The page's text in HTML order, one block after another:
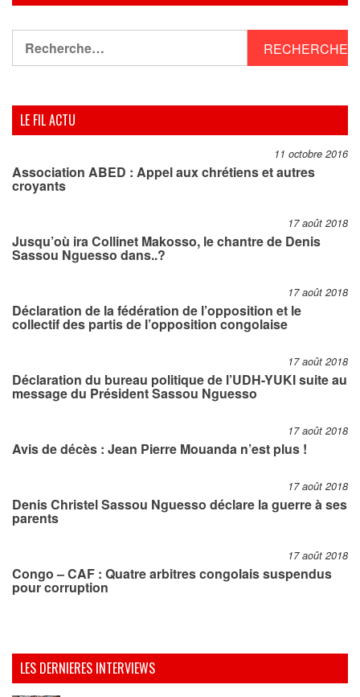
LE FIL ACTU
11 octobre 2016
Association ABED : Appel aux chrétiens et autres
croyants
17 août 2018
Jusqu’où ira Collinet Makosso, le chantre de Denis
Sassou Nguesso dans..?
17 août 2018
Déclaration de la fédération de l’opposition et le
collectif des partis de l’opposition congolaise
17 août 2018
Déclaration du bureau politique de l’UDH-YUKI suite au
message du Président Sassou Nguesso
17 août 2018
Avis de décès : Jean Pierre Mouanda n’est plus !
17 août 2018
Denis Christel Sassou Nguesso déclare la guerre à ses
parents
17 août 2018
Congo – CAF : Quatre arbitres congolais suspendus
pour corruption
LES DERNIERES INTERVIEWS